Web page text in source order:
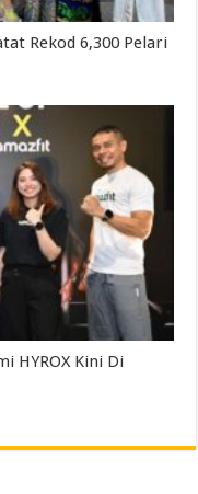
Rekod 6,300 Pelari
HYROX Kini Di